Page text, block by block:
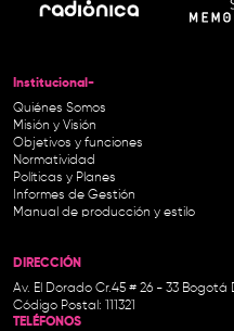
Institucional-
Quiénes Somos
Misión y Visión
Objetivos y funciones
Normatividad
Políticas y Planes
Informes de Gestión
Manual de producción y estilo
DIRECCIÓN
Av. El Dorado Cr.45 # 26 - 33 Bogotá
Código Postal: 111321
TELÉFONOS